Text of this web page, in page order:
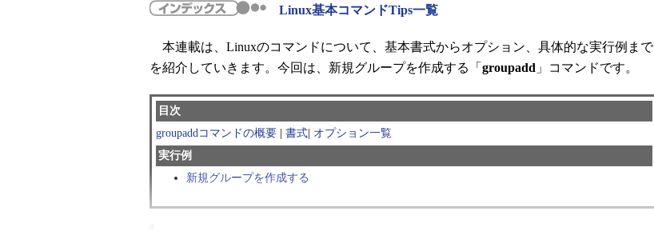
Linux基本コマンドTips一覧
本連載は、Linuxのコマンドについて、基本書式からオプション、具体的な実行例まで
を紹介していきます。今回は、新規グループを作成する「 groupadd 」コマンドです。
目次
groupaddコマンドの概要
書式 オプション一覧
実行例
新規グループを作成する